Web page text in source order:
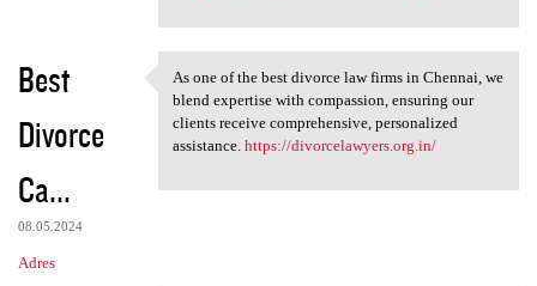
Best
Divorce
Ca...
08.05.2024
Adres
As one of the best divorce
As one of the best divorce law firms in Chennai, we
blend expertise with compassion, ensuring our
clients receive comprehensive, personalized
assistance. https://divorcelawyers.org.in/